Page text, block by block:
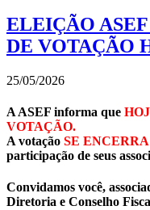
ELEIÇÃO
DE VOTAÇÃO
25/05/2026
A ASEF informa que
VOTAÇÃO.
A votação SE
participação de seus
Convidamos você,
Diretoria e Conselho